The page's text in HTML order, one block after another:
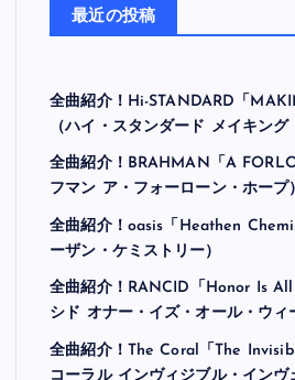
最近の投稿
全曲紹介！Hi-STANDARD「
（ハイ・スタンダード メイキング
全曲紹介！BRAHMAN「A
フマン ア・フォーローン・ホープ）
全曲紹介！oasis「Heathen
ーザン・ケミストリー）
全曲紹介！RANCID「Honor Is
シド オナー・イズ・オール・ウィ
全曲紹介！The Coral「The
コーラル インヴィジブル・インヴ